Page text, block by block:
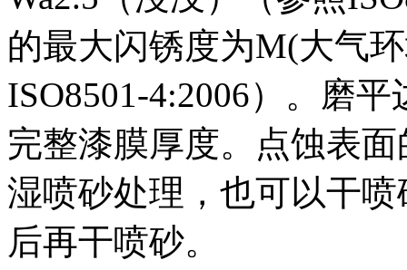
的最大闪锈度为M(大气
ISO8501-4:2006）。磨
完整漆膜厚度。点蚀表
湿喷砂处理，也可以干
后再干喷砂。